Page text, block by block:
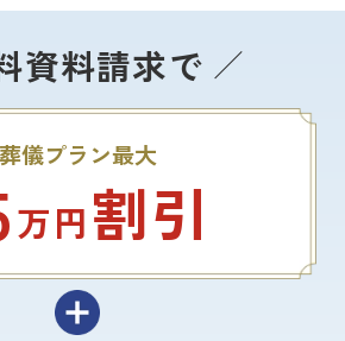
資料請求で
葬儀プラン最大
万円割引